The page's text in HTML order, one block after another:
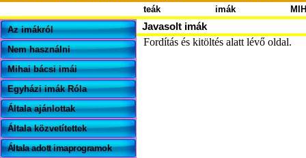
teák imák
Az imákról
Nem használni
Mihai bácsi imái
Egyházi imák Róla
Általa ajánlottak
Általa közvetítettek
Általa adott imaprogramok
Javasolt imák
Fordítás és kitöltés alatt lévő oldal.